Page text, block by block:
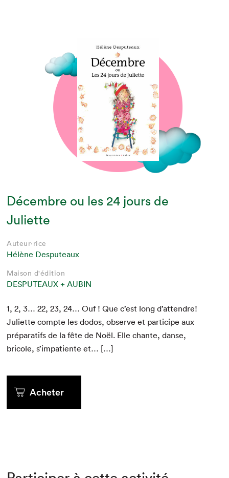
Décembre ou les 24 jours de
Juliette
Auteur·rice
Hélène Desputeaux
Maison d'édition
DESPUTEAUX + AUBIN
1,2,3…22,23,24… Ouf ! Que c’est long d’attendre!
Juli­ette compte les dodos, observe et par­ticipe aux
pré­parat­ifs de la fête de Noël. Elle chante, danse,
bricole, s’impatiente et… […]
Acheter